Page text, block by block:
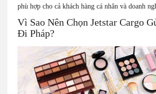
phù hợp cho cả khách hàng cá nhân và doanh
Vì Sao Nên Chọn Jetstar Cargo
Đi Pháp?